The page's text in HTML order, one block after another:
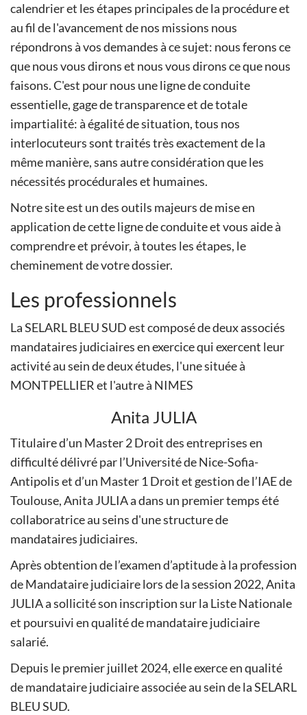
calendrier et les étapes principales de la procédure et
au fil de l'avancement de nos missions nous
répondrons à vos demandes à ce sujet: nous ferons ce
que nous vous dirons et nous vous dirons ce que nous
faisons. C'est pour nous une ligne de conduite
essentielle, gage de transparence et de totale
impartialité: à égalité de situation, tous nos
interlocuteurs sont traités très exactement de la
même manière, sans autre considération que les
nécessités procédurales et humaines.
Notre site est un des outils majeurs de mise en
application de cette ligne de conduite et vous aide à
comprendre et prévoir, à toutes les étapes, le
cheminement de votre dossier.
Les professionnels
La SELARL BLEU SUD est composé de deux associés
mandataires judiciaires en exercice qui exercent leur
activité au sein de deux études, l'une située à
MONTPELLIER et l'autre à NIMES
Anita JULIA
Titulaire d’un Master 2 Droit des entreprises en
difficulté délivré par l’Université de Nice-Sofia-
Antipolis et d’un Master 1 Droit et gestion de l’IAE de
Toulouse, Anita JULIA a dans un premier temps été
collaboratrice au seins d'une structure de
mandataires judiciaires.
Après obtention de l’examen d’aptitude à la profession
de Mandataire judiciaire lors de la session 2022, Anita
JULIA a sollicité son inscription sur la Liste Nationale
et poursuivi en qualité de mandataire judiciaire
salarié.
Depuis le premier juillet 2024, elle exerce en qualité
de mandataire judiciaire associée au sein de la SELARL
BLEU SUD.